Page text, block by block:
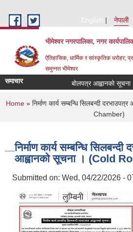
English
नेपाली
भीमेश्वर नगरपालिका, नगर
ऐतिहासिक, धार्मिक र सांस्कृतिक धरोहर;
समुन्नत भीमेश्वर
समाचार बोलपत्र आह्वानको सूचना
You are here
Home» निर्माण कार्य सम्बन्धि सिलबन्दी
Chamber)
निर्माण कार्य सम्बन्धि सिलबन्दी
आह्वानको सूचना । (Cold
Submitted on: Wed, 04/22/2026 -